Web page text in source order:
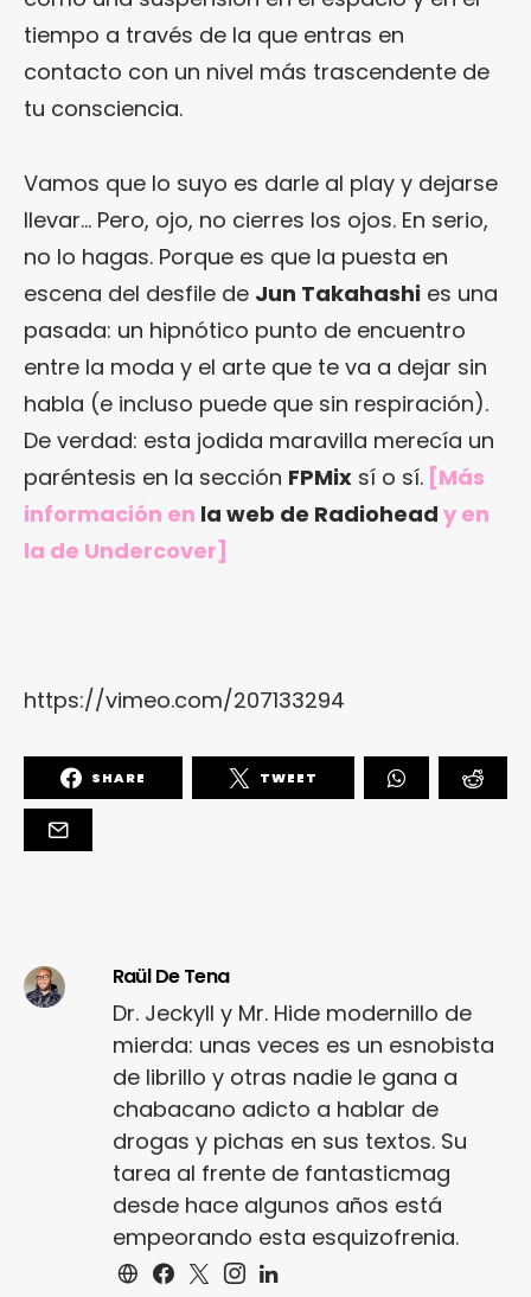
tiempo a través de la que entras en
contacto con un nivel más trascendente de
tu consciencia.
Vamos que lo suyo es darle al play y dejarse
llevar… Pero, ojo, no cierres los ojos. En serio,
no lo hagas. Porque es que la puesta en
escena del desfile de Jun Takahashi es una
pasada: un hipnótico punto de encuentro
entre la moda y el arte que te va a dejar sin
habla (e incluso puede que sin respiración).
De verdad: esta jodida maravilla merecía un
paréntesis en la sección FPMix sí o sí. [Más
información en la web de Radiohead y en
la de Undercover]
https://vimeo.com/207133294
SHARE TWEET
Raül De Tena
Dr. Jeckyll y Mr. Hide modernillo de
mierda: unas veces es un esnobista
de librillo y otras nadie le gana a
chabacano adicto a hablar de
drogas y pichas en sus textos. Su
tarea al frente de fantasticmag
desde hace algunos años está
empeorando esta esquizofrenia.